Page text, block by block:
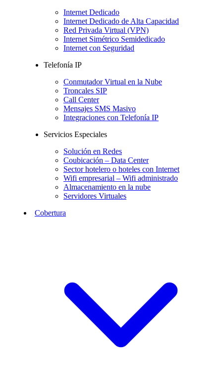
Internet Dedicado
Internet Dedicado de Alta Capacidad
Red Privada Virtual (VPN)
Internet Simétrico Semidedicado
Internet con Seguridad
Telefonía IP
Conmutador Virtual en la Nube
Troncales SIP
Call Center
Mensajes SMS Masivo
Integraciones con Telefonía IP
Servicios Especiales
Solución en Redes
Coubicación – Data Center
Sector hotelero o hoteles con Internet
Wifi empresarial – Wifi administrado
Almacenamiento en la nube
Servidores Virtuales
Cobertura